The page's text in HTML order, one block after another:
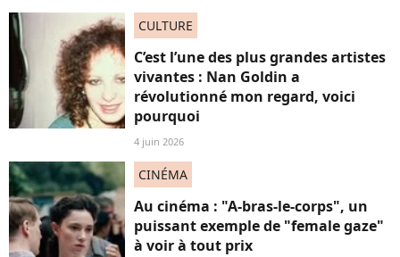
CULTURE
C’est l’une des plus grandes artistes
vivantes : Nan Goldin a
révolutionné mon regard, voici
pourquoi
4 juin 2026
CINÉMA
Au cinéma : "A-bras-le-corps", un
puissant exemple de "female gaze"
à voir à tout prix